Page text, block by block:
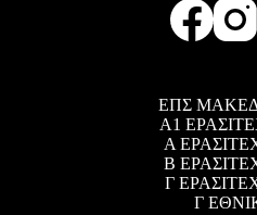
ΕΠΣ
Α1
Α
Β
Γ
Γ